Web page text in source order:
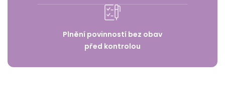
Plnění povinností bez obav
před kontrolou